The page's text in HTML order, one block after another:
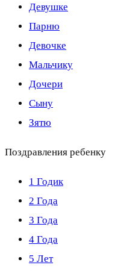
Девушке
Парню
Девочке
Мальчику
Дочери
Сыну
Зятю
Поздравления ребенку
1 Годик
2 Года
3 Года
4 Года
5 Лет